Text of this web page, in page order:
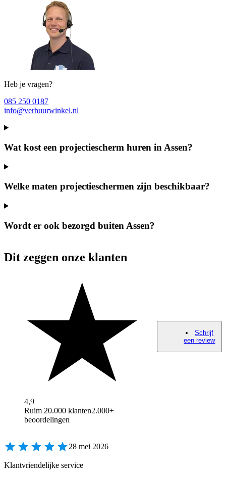
Heb je vragen?
085 250 0187
info@verhuurwinkel.nl
Wat kost een projectiescherm huren in Assen?
Welke maten projectieschermen zijn beschikbaar?
Wordt er ook bezorgd buiten Assen?
Dit zeggen onze klanten
4,9
Ruim 20.000 klanten2.000+
beoordelingen
Schrijf
een review
28 mei 2026
Klantvriendelijke service